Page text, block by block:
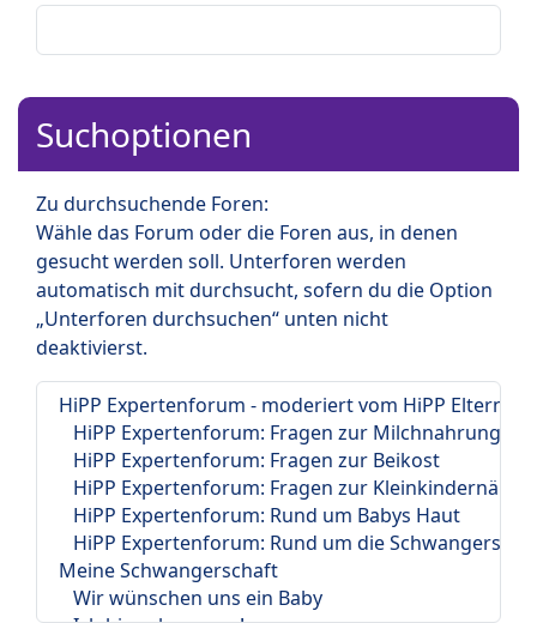
Suchoptionen
Zu durchsuchende Foren:
Wähle das Forum oder die Foren aus, in denen
gesucht werden soll. Unterforen werden
automatisch mit durchsucht, sofern du die Option
„Unterforen durchsuchen“ unten nicht
deaktivierst.